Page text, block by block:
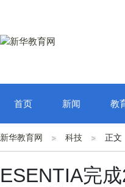
首页 新闻 教
新华教育网 科技 正文
ESENTIA完